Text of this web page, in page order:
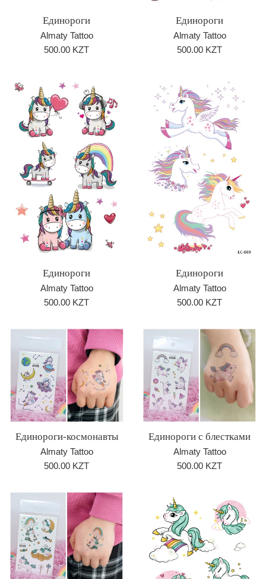
Единороги
Almaty Tattoo
Обычная
500.00 KZT
Единороги
Almaty Tattoo
Обычная
500.00 KZT
Единороги
Almaty Tattoo
Обычная
500.00 KZT
Единороги
Almaty Tattoo
Обычная
500.00 KZT
Единороги-космонавты
Almaty Tattoo
Обычная
500.00 KZT
Единороги с блестками
Almaty Tattoo
Обычная
500.00 KZT